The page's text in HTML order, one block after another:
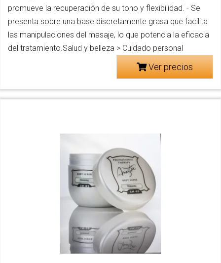
promueve la recuperación de su tono y flexibilidad. - Se
presenta sobre una base discretamente grasa que facilita
las manipulaciones del masaje, lo que potencia la eficacia
del tratamiento.Salud y belleza > Cuidado personal
Ver precios